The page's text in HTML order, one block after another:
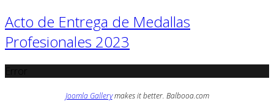
Acto de Entrega de Medallas
Profesionales 2023
Joomla Gallerymakes it better. Balbooa.com